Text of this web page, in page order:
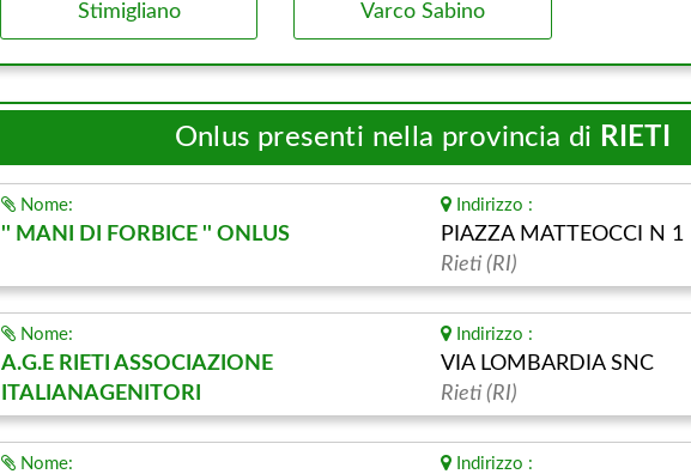
Stimigliano Varco Sabino
Onlus presenti nella provincia di RIETI
Nome:
'' MANI DI FORBICE '' ONLUS
Indirizzo :
PIAZZA MATTEOCCI N 1
Rieti (RI)
Nome:
A.G.E RIETI ASSOCIAZIONE
ITALIANAGENITORI
Indirizzo :
VIA LOMBARDIA SNC
Rieti (RI)
Nome: Indirizzo :